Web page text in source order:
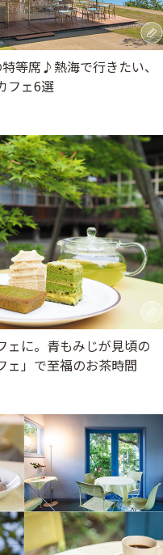
等席♪熱海で行きたい、
フェ6選
ェに。青もみじが見頃の
ェ」で至福のお茶時間